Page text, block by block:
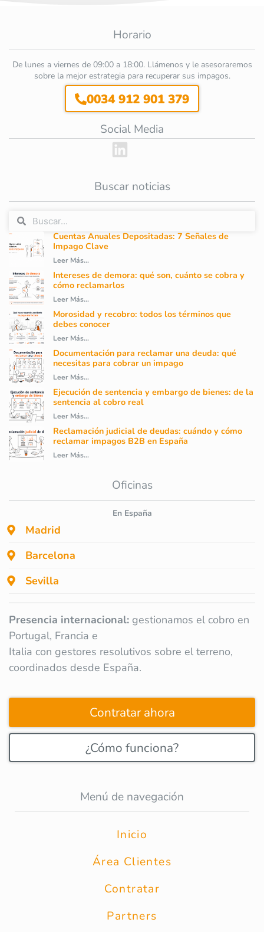
Horario
De lunes a viernes de 09:00 a 18:00. Llámenos y le asesoraremos
sobre la mejor estrategia para recuperar sus impagos.
0034 912 901 379
Social Media
Buscar noticias
Cuentas Anuales Depositadas: 7 Señales de
Impago Clave
Leer Más...
Intereses de demora: qué son, cuánto se cobra y
cómo reclamarlos
Leer Más...
Morosidad y recobro: todos los términos que
debes conocer
Leer Más...
Documentación para reclamar una deuda: qué
necesitas para cobrar un impago
Leer Más...
Ejecución de sentencia y embargo de bienes: de la
sentencia al cobro real
Leer Más...
Reclamación judicial de deudas: cuándo y cómo
reclamar impagos B2B en España
Leer Más...
Oficinas
En España
Madrid
Barcelona
Sevilla
Presencia internacional: gestionamos el cobro en
Portugal, Francia e
Italia con gestores resolutivos sobre el terreno,
coordinados desde España.
Contratar ahora
¿Cómo funciona?
Menú de navegación
Inicio
Área Clientes
Contratar
Partners